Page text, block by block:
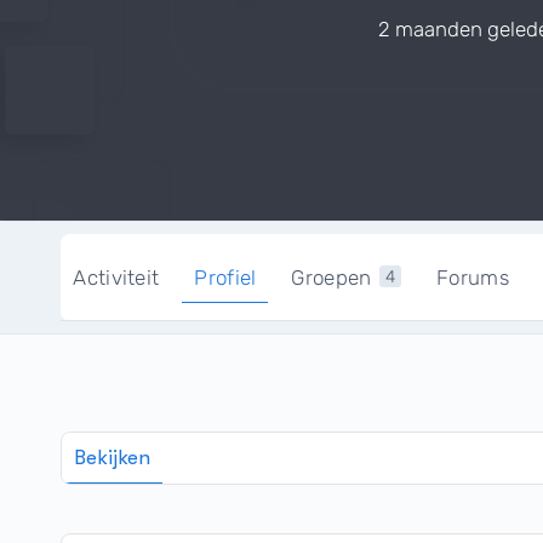
2 maanden
Activiteit Profiel Groepen 4 Forums
Bekijken